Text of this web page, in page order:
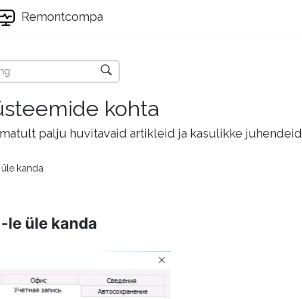
Remontcompa
kohta
palju huvitavaid artikleid ja kasulikke juhendeid
kanda
le üle kanda